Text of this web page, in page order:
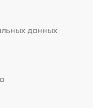
данных